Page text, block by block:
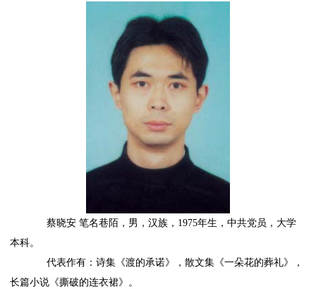
蔡晓安 笔名巷陌，男，汉族，1975年生，中共党员，大学
本科。
代表作有：诗集《渡的承诺》，散文集《一朵花的葬礼》，
长篇小说《撕破的连衣裙》。